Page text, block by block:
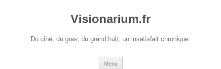
Visionarium.fr
Du ciné, du gras, du grand huit, un insatisfait chronique.
Menu